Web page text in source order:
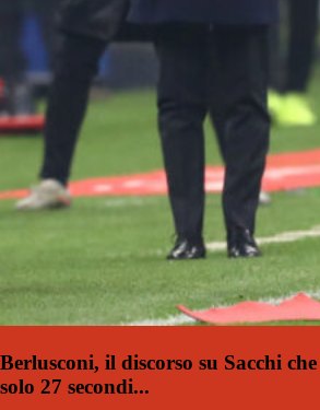
Berlusconi, il discorso su Sacchi
solo 27 secondi...